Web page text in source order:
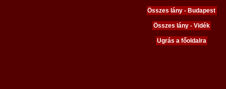
Összes lány - Budapest
Összes lány - Vidék
Ugrás a főoldalra